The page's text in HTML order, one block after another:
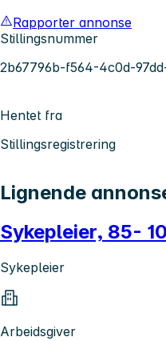
Rapporter annonse
Stillingsnummer
2b67796b-f564-4c0d-
Hentet fra
Stillingsregistrering
Lignende
Sykepleier, 85-
Sykepleier
Arbeidsgiver